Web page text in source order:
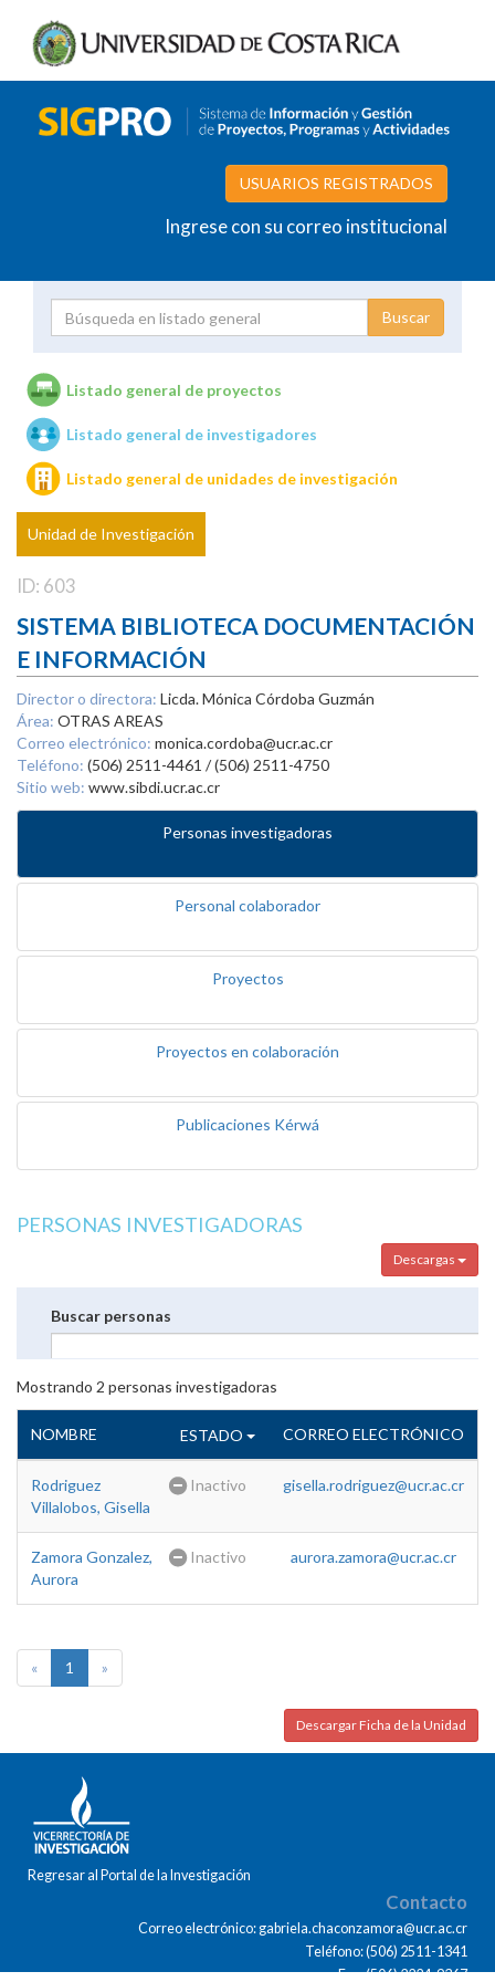
USUARIOS REGISTRADOS
Ingrese con su correo institucional
Unidades de investigación
Listado general de proyectos
Listado general de investigadores
Listado general de unidades de investigación
Unidad de Investigación
ID: 603
SISTEMA BIBLIOTECA DOCUMENTACIÓN
E INFORMACIÓN
Director o directora: Licda. Mónica Córdoba Guzmán
Área: OTRAS AREAS
Correo electrónico: monica.cordoba@ucr.ac.cr
Teléfono: (506) 2511-4461 / (506) 2511-4750
Sitio web: www.sibdi.ucr.ac.cr
Personas investigadoras
Personal colaborador
Proyectos
Proyectos en colaboración
Publicaciones Kérwá
PERSONAS INVESTIGADORAS
Descargas
Buscar personas
Mostrando 2 personas investigadoras
NOMBRE ESTADO CORREO ELECTRÓNICO
Rodriguez
Villalobos, Gisella
Inactivo gisella.rodriguez@ucr.ac.cr
Zamora Gonzalez,
Aurora
Inactivo aurora.zamora@ucr.ac.cr
« 1 »
Descargar Ficha de la Unidad
Regresar al Portal de la Investigación
Contacto
Correo electrónico: gabriela.chaconzamora@ucr.ac.cr
Teléfono: (506) 2511-1341
Fax: (506) 2224-9367